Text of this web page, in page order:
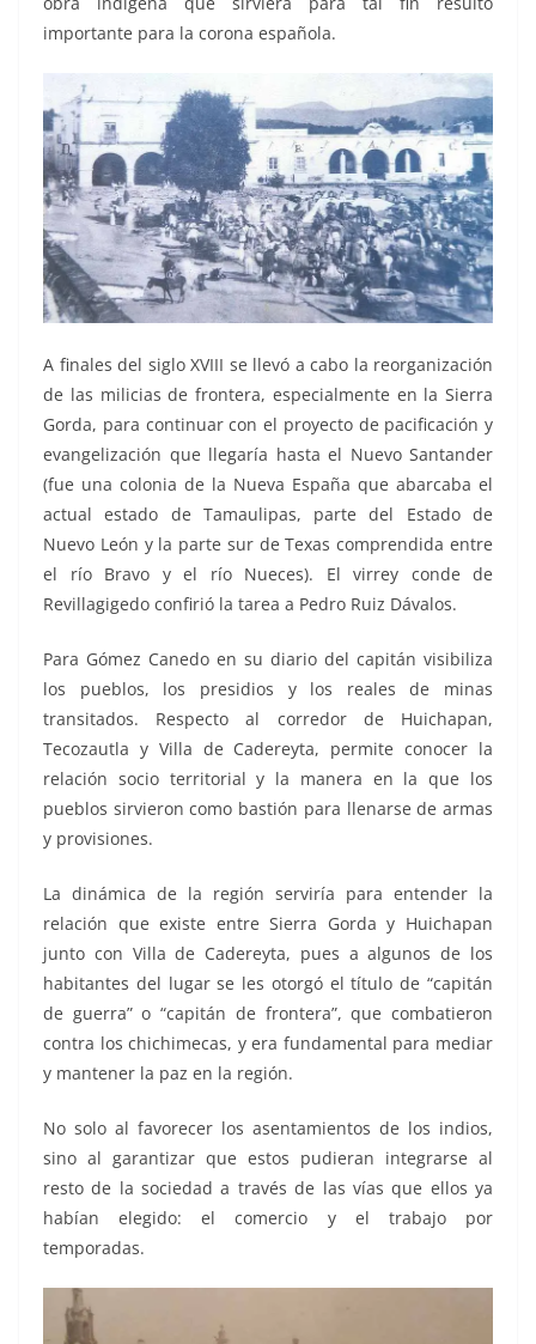
importante para la corona española.
A finales del siglo XVIII se llevó a cabo la reorganización
de las milicias de frontera, especialmente en la Sierra
Gorda, para continuar con el proyecto de pacificación y
evangelización que llegaría hasta el Nuevo Santander
(fue una colonia de la Nueva España que abarcaba el
actual estado de Tamaulipas, parte del Estado de
Nuevo León y la parte sur de Texas comprendida entre
el río Bravo y el río Nueces). El virrey conde de
Revillagigedo confirió la tarea a Pedro Ruiz Dávalos.
Para Gómez Canedo en su diario del capitán visibiliza
los pueblos, los presidios y los reales de minas
transitados. Respecto al corredor de Huichapan,
Tecozautla y Villa de Cadereyta, permite conocer la
relación socio territorial y la manera en la que los
pueblos sirvieron como bastión para llenarse de armas
y provisiones.
La dinámica de la región serviría para entender la
relación que existe entre Sierra Gorda y Huichapan
junto con Villa de Cadereyta, pues a algunos de los
habitantes del lugar se les otorgó el título de “capitán
de guerra” o “capitán de frontera”, que combatieron
contra los chichimecas, y era fundamental para mediar
y mantener la paz en la región.
No solo al favorecer los asentamientos de los indios,
sino al garantizar que estos pudieran integrarse al
resto de la sociedad a través de las vías que ellos ya
habían elegido: el comercio y el trabajo por
temporadas.